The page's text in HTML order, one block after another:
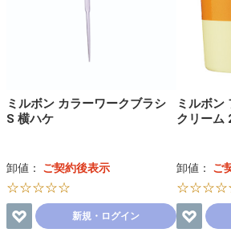
ミルボン カラーワークブラシ
S 横ハケ
卸値： ご契約後表示
☆☆☆☆☆
新規・ログイン
ミルボン
クリーム
卸値： ご